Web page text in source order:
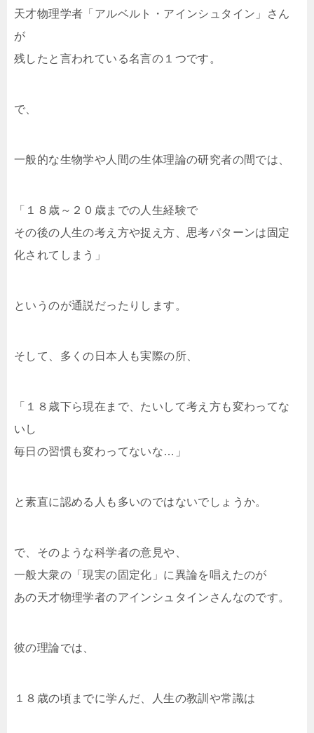
天才物理学者「アルベルト・アインシュタイン」さん
が
残したと言われている名言の１つです。
で、
一般的な生物学や人間の生体理論の研究者の間では、
「１８歳～２０歳までの人生経験で
その後の人生の考え方や捉え方、思考パターンは固定
化されてしまう」
というのが通説だったりします。
そして、多くの日本人も実際の所、
「１８歳下ら現在まで、たいして考え方も変わってな
いし
毎日の習慣も変わってないな…」
と素直に認める人も多いのではないでしょうか。
で、そのような科学者の意見や、
一般大衆の「現実の固定化」に異論を唱えたのが
あの天才物理学者のアインシュタインさんなのです。
彼の理論では、
１８歳の頃までに学んだ、人生の教訓や常識は